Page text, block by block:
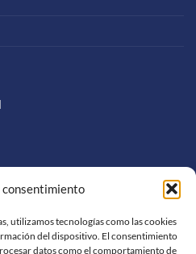
utilizamos tecnologías como las cookies
del dispositivo. El consentimiento
datos como el comportamiento de